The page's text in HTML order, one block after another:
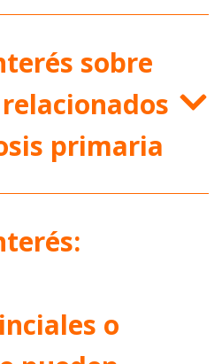
sobre
primaria
o